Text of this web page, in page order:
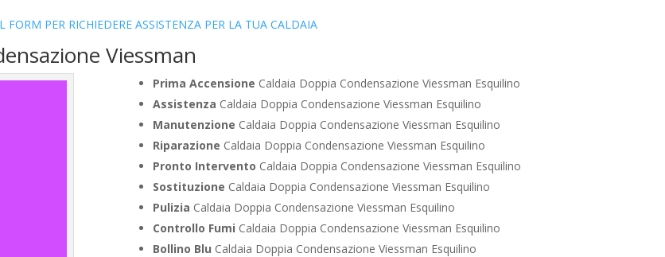
FORM PER RICHIEDERE ASSISTENZA PER LA TUA CALDAIA
Viessman
Prima Accensione Caldaia Doppia Condensazione Viessman Esquilino
Assistenza Caldaia Doppia Condensazione Viessman Esquilino
Manutenzione Caldaia Doppia Condensazione Viessman Esquilino
Riparazione Caldaia Doppia Condensazione Viessman Esquilino
Pronto Intervento Caldaia Doppia Condensazione Viessman Esquilino
Sostituzione Caldaia Doppia Condensazione Viessman Esquilino
Pulizia Caldaia Doppia Condensazione Viessman Esquilino
Controllo Fumi Caldaia Doppia Condensazione Viessman Esquilino
Bollino Blu Caldaia Doppia Condensazione Viessman Esquilino